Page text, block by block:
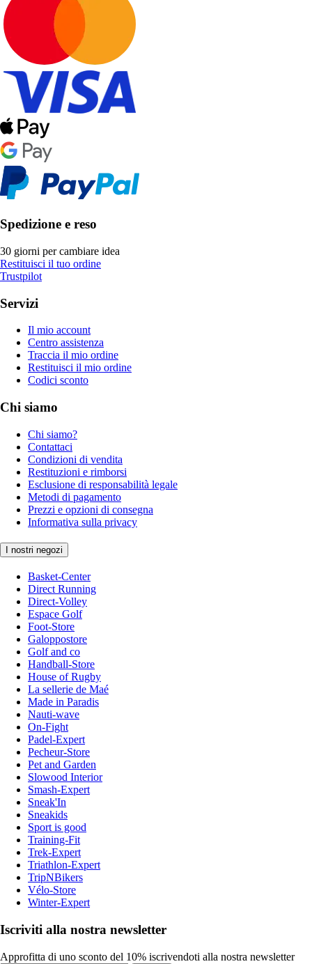
Spedizione e reso
30 giorni per cambiare idea
Restituisci il tuo ordine
Trustpilot
Servizi
Il mio account
Centro assistenza
Traccia il mio ordine
Restituisci il mio ordine
Codici sconto
Chi siamo
Chi siamo?
Contattaci
Condizioni di vendita
Restituzioni e rimborsi
Esclusione di responsabilità legale
Metodi di pagamento
Prezzi e opzioni di consegna
Informativa sulla privacy
I nostri negozi
Basket-Center
Direct Running
Direct-Volley
Espace Golf
Foot-Store
Galoppostore
Golf and co
Handball-Store
House of Rugby
La sellerie de Maé
Made in Paradis
Nauti-wave
On-Fight
Padel-Expert
Pecheur-Store
Pet and Garden
Slowood Interior
Smash-Expert
Sneak'In
Sneakids
Sport is good
Training-Fit
Trek-Expert
Triathlon-Expert
TripNBikers
Vélo-Store
Winter-Expert
Iscriviti alla nostra newsletter
Approfitta di uno sconto del 10% iscrivendoti alla nostra newsletter